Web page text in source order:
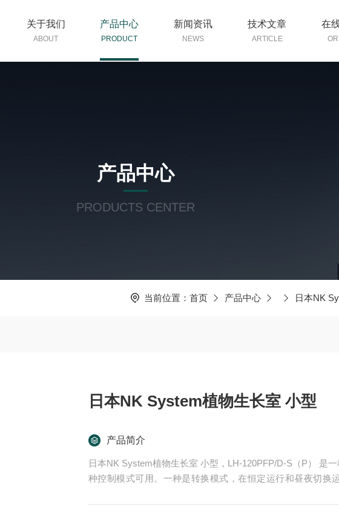
关于我们
ABOUT
产品中心
PRODUCT
新闻资讯
NEWS
技术文章
ARTICLE
在
产品中心
PRODUCTS CENTER
当前位置： 首页 产品中心 日本NK
日本NK System植物生长室 小型
产品简介
日本NK System植物生长室 小型，LH-120PFP/D-S（P） 是
种控制模式可用。一种是转换模式，在恒定运行和昼夜切换